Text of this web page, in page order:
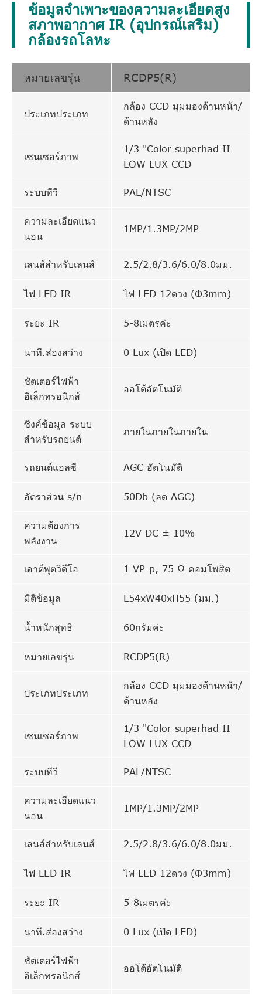
ข้อมูลจำเพาะของความละเอียดสูง
สภาพอากาศ IR (อุปกรณ์เสริม)
กล้องรถโลหะ
หมายเลขรุ่น RCDP5(R)
ประเภทประเภท
กล้อง CCD มุมมองด้านหน้า/
ด้านหลัง
เซนเซอร์ภาพ
1/3 "Color superhad II
LOW LUX CCD
ระบบทีวี PAL/NTSC
ความละเอียดแนว
นอน
1MP/1.3MP/2MP
เลนส์สำหรับเลนส์ 2.5/2.8/3.6/6.0/8.0มม.
ไฟ LED IR ไฟ LED 12ดวง (Φ3mm)
ระยะ IR 5-8เมตรค่ะ
นาที.ส่องสว่าง 0 Lux (เปิด LED)
ชัตเตอร์ไฟฟ้า
อิเล็กทรอนิกส์
ออโต้อัตโนมัติ
ซิงค์ข้อมูล ระบบ
สำหรับรถยนต์
ภายในภายในภายใน
รถยนต์แอลซี AGC อัตโนมัติ
อัตราส่วน s/n 50Db (ลด AGC)
ความต้องการ
พลังงาน
12V DC ± 10%
เอาต์พุตวิดีโอ 1 VP-p, 75 Ω คอมโพสิต
มิติข้อมูล L54xW40xH55 (มม.)
น้ำหนักสุทธิ 60กรัมค่ะ
หมายเลขรุ่น RCDP5(R)
ประเภทประเภท
กล้อง CCD มุมมองด้านหน้า/
ด้านหลัง
เซนเซอร์ภาพ
1/3 "Color superhad II
LOW LUX CCD
ระบบทีวี PAL/NTSC
ความละเอียดแนว
นอน
1MP/1.3MP/2MP
เลนส์สำหรับเลนส์ 2.5/2.8/3.6/6.0/8.0มม.
ไฟ LED IR ไฟ LED 12ดวง (Φ3mm)
ระยะ IR 5-8เมตรค่ะ
นาที.ส่องสว่าง 0 Lux (เปิด LED)
ชัตเตอร์ไฟฟ้า
อิเล็กทรอนิกส์
ออโต้อัตโนมัติ